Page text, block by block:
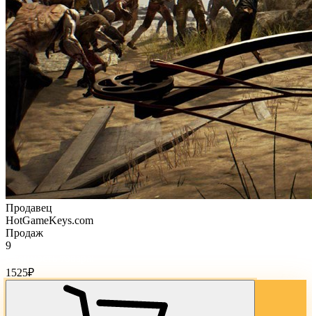
Продавец
HotGameKeys.com
Продаж
9
1525₽